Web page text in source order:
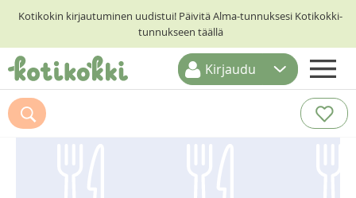
Kotikokin kirjautuminen uudistui! Päivitä Alma-tunnuksesi Kotikokki-
tunnukseen täällä
ETUSIVU
RESEPTIHAKU
Kirjaudu
Suosittelemme myös